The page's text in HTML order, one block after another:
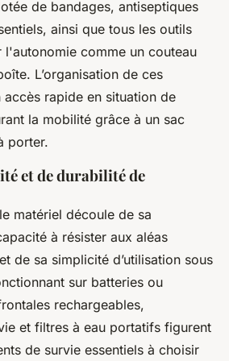
de bandages, antiseptiques
ainsi que tous les outils
comme un couteau
L’organisation de ces
rapide en situation de
la mobilité grâce à un sac
porter.
et de durabilité de
matériel découle de sa
à résister aux aléas
de sa simplicité d’utilisation sous
sur batteries ou
rechargeables,
et filtres à eau portatifs figurent
de survie essentiels à choisir